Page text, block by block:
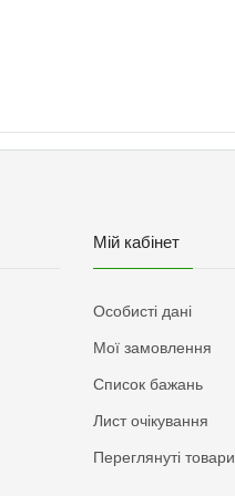
Мій кабінет
Особисті дані
Мої замовлення
Список бажань
Лист очікування
Переглянуті товари